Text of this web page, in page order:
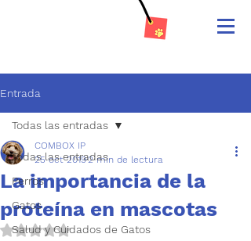
Entrada
Todas las entradas
Perros
Gatos
Salud y Cuidados de Gatos
Todas las entradas
La importancia de la
proteína en mascotas
COMBOX IP
25 oct 20192 min de lectura
Obtuvo NaN de 5 estrellas.